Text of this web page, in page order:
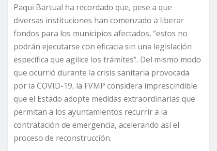
Paqui Bartual ha recordado que, pese a que
diversas instituciones han comenzado a liberar
fondos para los municipios afectados, “estos no
podrán ejecutarse con eficacia sin una legislación
específica que agilice los trámites”. Del mismo modo
que ocurrió durante la crisis sanitaria provocada
por la COVID-19, la FVMP considera imprescindible
que el Estado adopte medidas extraordinarias que
permitan a los ayuntamientos recurrir a la
contratación de emergencia, acelerando así el
proceso de reconstrucción.